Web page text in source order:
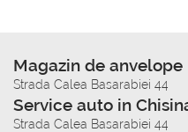
Magazin de anvelope
Strada Calea Basarabiei 44
Service auto in
Strada Calea Basarabiei 44